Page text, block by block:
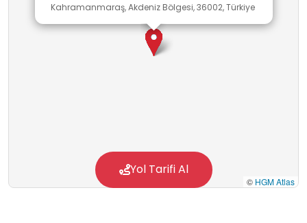
Kahramanmaraş, Akdeniz Bölgesi, 36002, Türkiye
© HGM Atlas
Yol Tarifi Al